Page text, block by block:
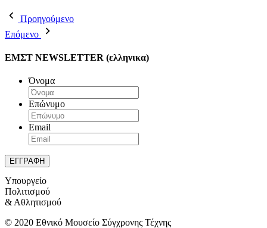
Προηγούμενο
Επόμενο
ΕΜΣΤ NEWSLETTER (ελληνικα)
Όνομα
Επώνυμο
Email
Υπουργείο
Πολιτισμού
& Αθλητισμού
© 2020 Εθνικό Μουσείο Σύγχρονης Τέχνης